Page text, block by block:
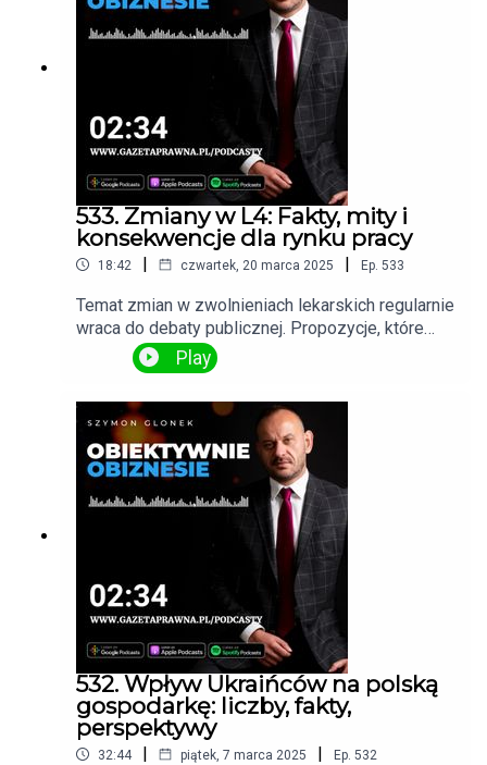
zatrudnienia.
533. Zmiany w L4: Fakty, mity i
konsekwencje dla rynku pracy
18:42 | czwartek, 20 marca 2025 | Ep. 533
Temat zmian w zwolnieniach lekarskich regularnie
wraca do debaty publicznej. Propozycje, które
budzą emocje, obejmują m.in. wypłacanie pełnej
pensji od pierwszego dnia choroby oraz
pracodawcy. Czy te zmiany wejdą w życie i jakie
mogą mieć konsekwencje?
Play
532. Wpływ Ukraińców na polską
gospodarkę: liczby, fakty,
perspektywy
32:44 | piątek, 7 marca 2025 | Ep. 532